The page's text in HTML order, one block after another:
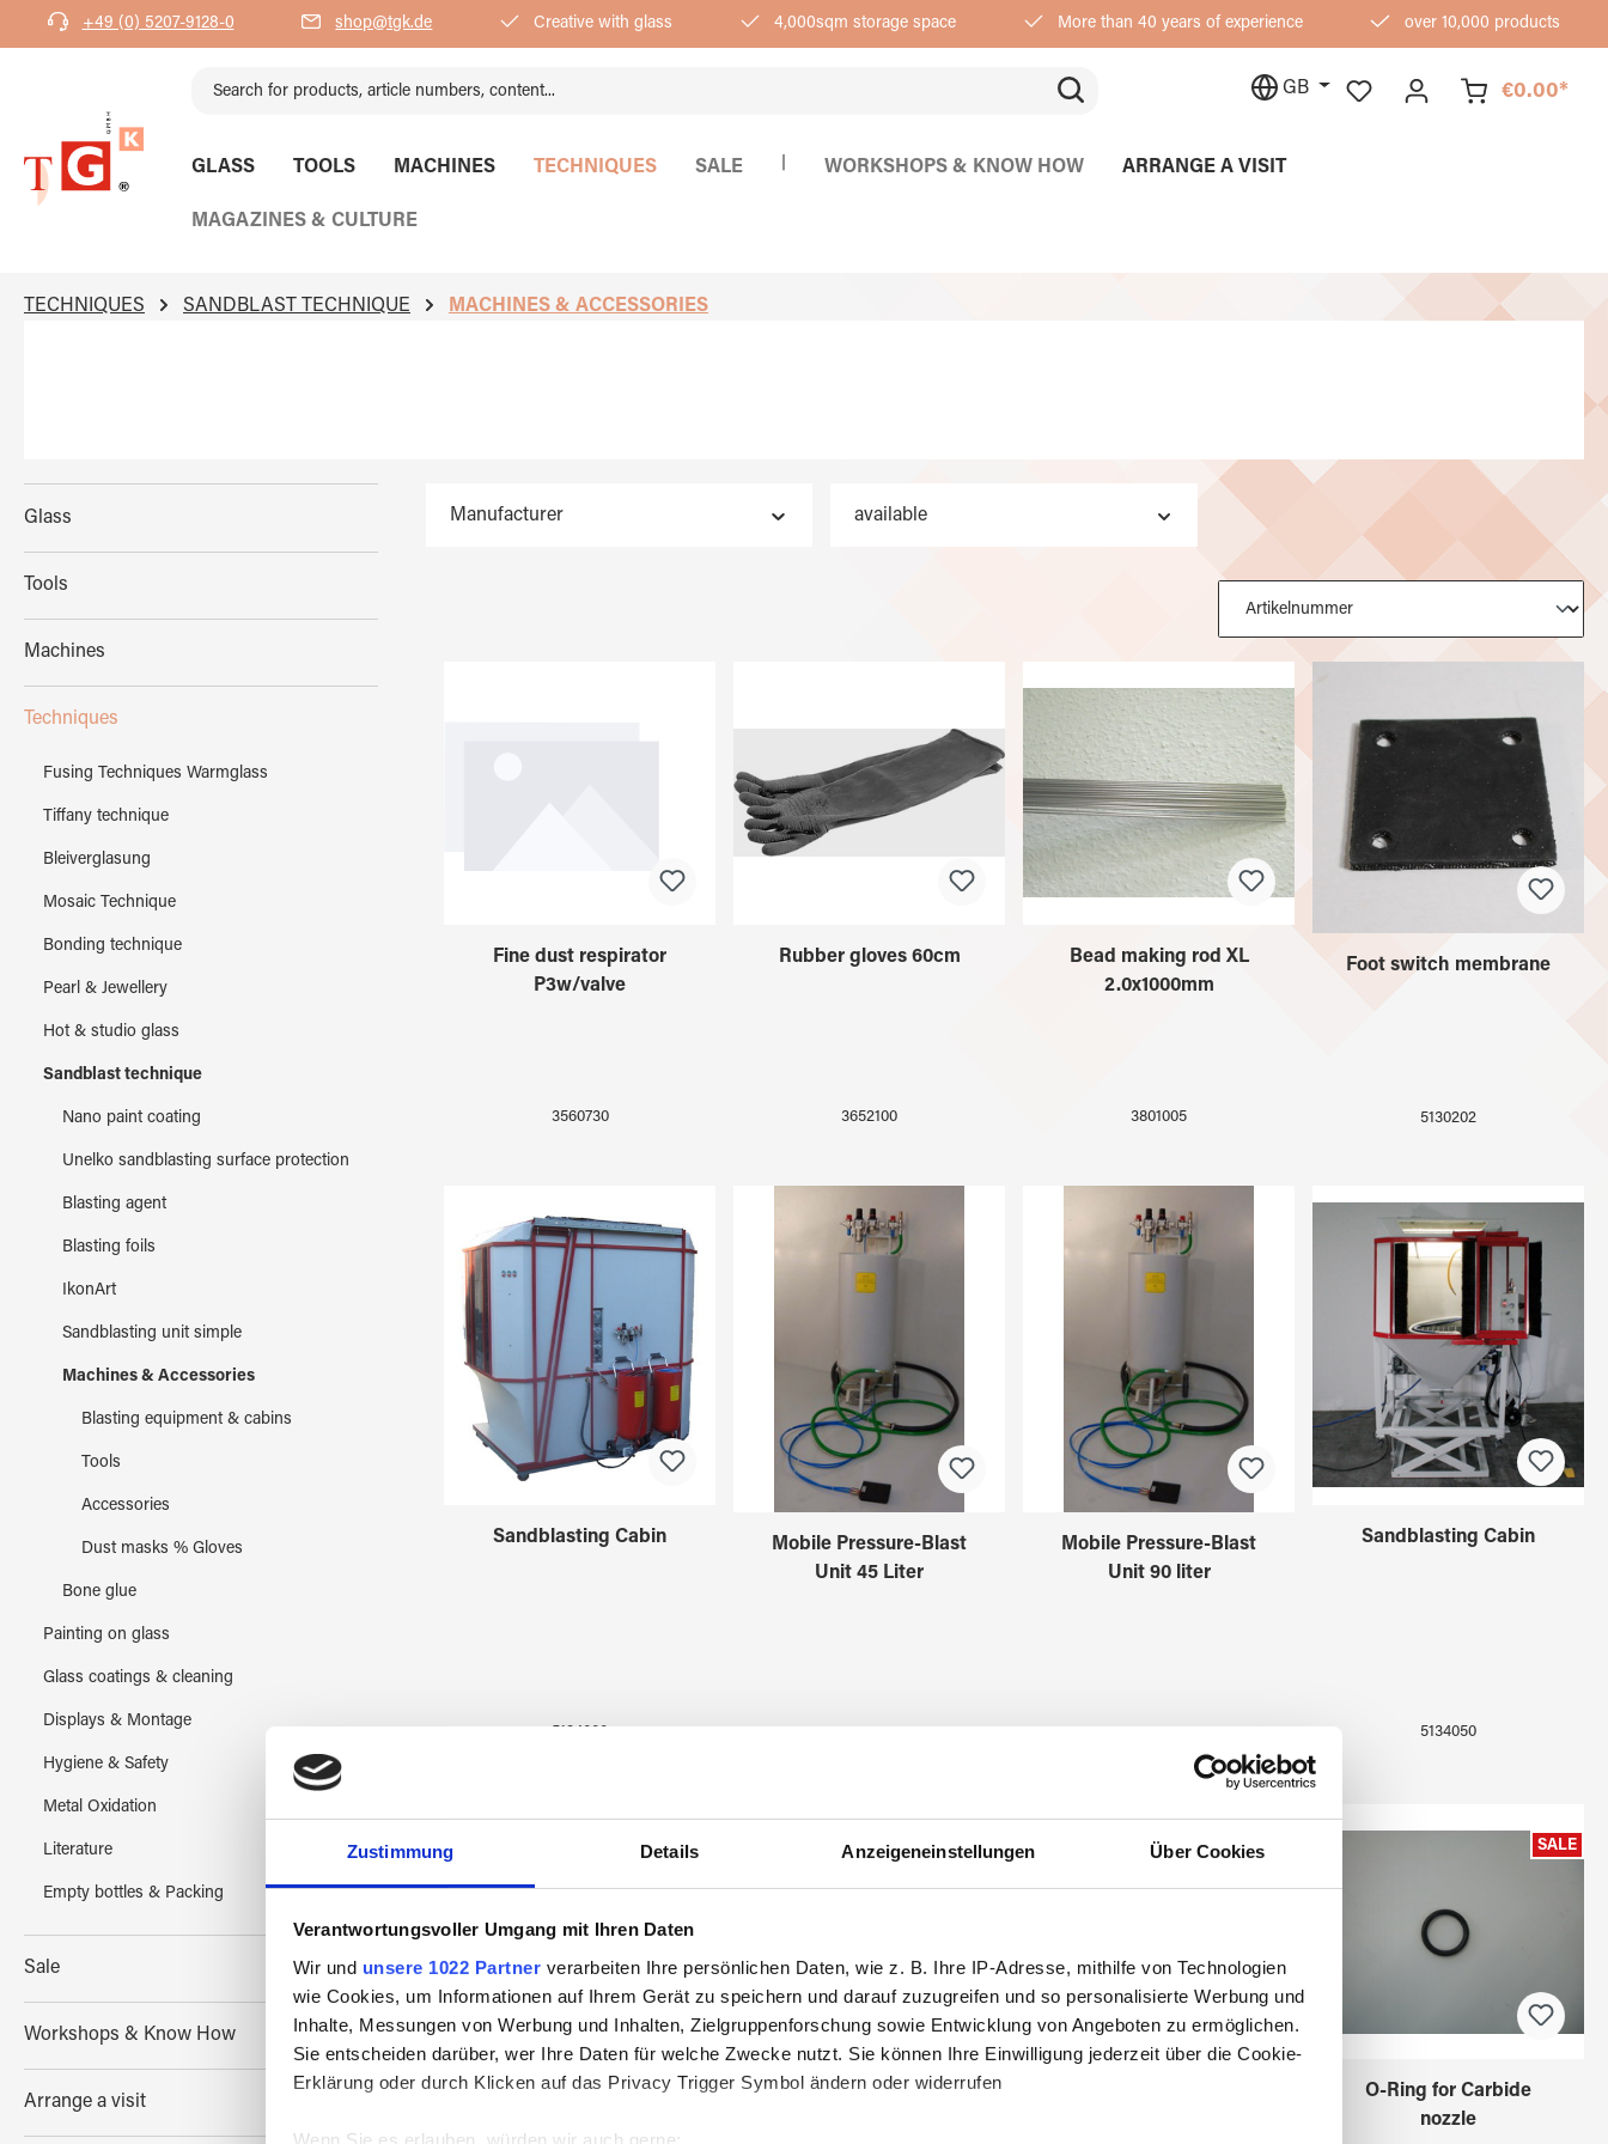
Zustimmung Details Anzeigeneinstellungen Über Cookies
Verantwortungsvoller Umgang mit Ihren Daten
Wir und unsere 1022 Partner verarbeiten Ihre persönlichen Daten, wie z. B. Ihre IP-Adresse, mithilfe von Technologien
wie Cookies, um Informationen auf Ihrem Gerät zu speichern und darauf zuzugreifen und so personalisierte Werbung und
Inhalte, Messungen von Werbung und Inhalten, Zielgruppenforschung sowie Entwicklung von Angeboten zu ermöglichen.
Sie entscheiden darüber, wer Ihre Daten für welche Zwecke nutzt. Sie können Ihre Einwilligung jederzeit über die Cookie-
Erklärung oder durch Klicken auf das Privacy Trigger Symbol ändern oder widerrufen
Wenn Sie es erlauben, würden wir auch gerne:
Skip to main navigation
+49 (0) 5207-9128-0 shop@tgk.de Creative with glass 4,000sqm storage space More than 40 years of experience over 10,000 products
GB €0.00*
GLASS TOOLS MACHINES TECHNIQUES SALE WORKSHOPS & KNOW HOW ARRANGE A VISIT
MAGAZINES & CULTURE
TECHNIQUES SANDBLAST TECHNIQUE MACHINES & ACCESSORIES
Glass
Tools
Machines
Techniques
Fusing Techniques Warmglass
Tiffany technique
Bleiverglasung
Mosaic Technique
Bonding technique
Pearl & Jewellery
Hot & studio glass
Sandblast technique
Nano paint coating
Unelko sandblasting surface protection
Blasting agent
Blasting foils
IkonArt
Sandblasting unit simple
Machines & Accessories
Blasting equipment & cabins
Tools
Accessories
Dust masks % Gloves
Bone glue
Painting on glass
Glass coatings & cleaning
Displays & Montage
Hygiene & Safety
Metal Oxidation
Literature
Empty bottles & Packing
Sale
Workshops & Know How
Arrange a visit
Manufacturer available
Fine dust respirator
P3w/valve
3560730
Rubber gloves 60cm
3652100
Bead making rod XL
2.0x1000mm
3801005
Foot switch membrane
5130202
Sandblasting Cabin
Mobile Pressure-Blast
Unit 45 Liter
Mobile Pressure-Blast
Unit 90 liter
Sandblasting Cabin
5134050
Carbide nozzle
SALE
O-Ring for Carbide
nozzle